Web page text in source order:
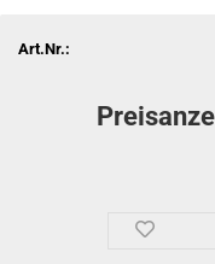
Art.Nr.: